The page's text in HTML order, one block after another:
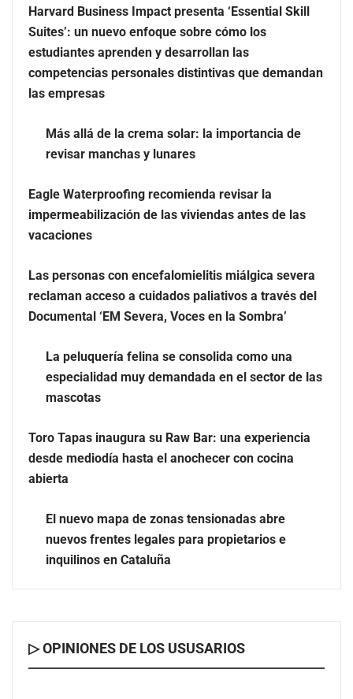
Zoomex mejora su Strategy Center con herramientas
avanzadas para trading estratégico
Harvard Business Impact presenta ‘Essential Skill
Suites’: un nuevo enfoque sobre cómo los estudiantes
distintivas que demandan las empresas
Más allá de la crema solar: la importancia de revisar
manchas y lunares
impermeabilización de las viviendas antes de las
vacaciones
Harvard Business Impact presenta ‘Essential Skill
Suites’: un nuevo enfoque sobre cómo los
estudiantes aprenden y desarrollan las
competencias personales distintivas que demandan
las empresas
Más allá de la crema solar: la importancia de
revisar manchas y lunares
Eagle Waterproofing recomienda revisar la
impermeabilización de las viviendas antes de las
vacaciones
Las personas con encefalomielitis miálgica severa
reclaman acceso a cuidados paliativos a través del
Documental ‘EM Severa, Voces en la Sombra’
La peluquería felina se consolida como una
especialidad muy demandada en el sector de las
mascotas
Toro Tapas inaugura su Raw Bar: una experiencia
desde mediodía hasta el anochecer con cocina
abierta
El nuevo mapa de zonas tensionadas abre
nuevos frentes legales para propietarios e
inquilinos en Cataluña
▷ OPINIONES DE LOS USUSARIOS